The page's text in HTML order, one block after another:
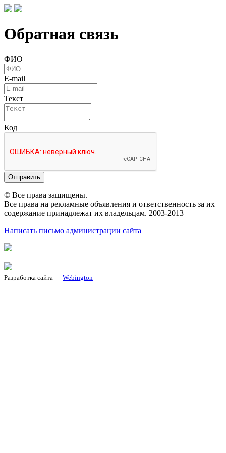
Обратная связь
ФИО
E-mail
Текст
Код
Отправить
© Все права защищены.
Все права на рекламные объявления и ответственность за их
содержание принадлежат их владельцам. 2003-2013
Написать письмо администрации сайта
Разработка сайта — Webington